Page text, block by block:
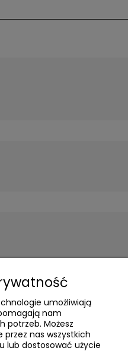
umożliwiają
nam
potrzeb. Możesz
nas wszystkich
lub dostosować użycie